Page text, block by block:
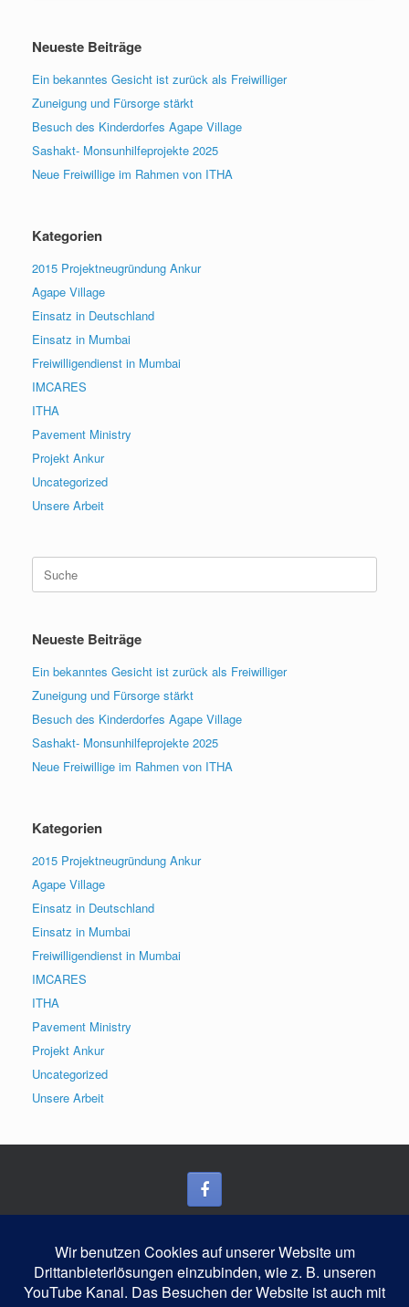
Neueste Beiträge
Ein bekanntes Gesicht ist zurück als Freiwilliger
Zuneigung und Fürsorge stärkt
Besuch des Kinderdorfes Agape Village
Sashakt- Monsunhilfeprojekte 2025
Neue Freiwillige im Rahmen von ITHA
Kategorien
2015 Projektneugründung Ankur
Agape Village
Einsatz in Deutschland
Einsatz in Mumbai
Freiwilligendienst in Mumbai
IMCARES
ITHA
Pavement Ministry
Projekt Ankur
Uncategorized
Unsere Arbeit
Suche
nach:
Neueste Beiträge
Ein bekanntes Gesicht ist zurück als Freiwilliger
Zuneigung und Fürsorge stärkt
Besuch des Kinderdorfes Agape Village
Sashakt- Monsunhilfeprojekte 2025
Neue Freiwillige im Rahmen von ITHA
Kategorien
2015 Projektneugründung Ankur
Agape Village
Einsatz in Deutschland
Einsatz in Mumbai
Freiwilligendienst in Mumbai
IMCARES
ITHA
Pavement Ministry
Projekt Ankur
Uncategorized
Unsere Arbeit
Blog
Mitgliedschaft